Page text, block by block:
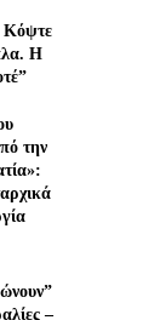
Κόψτε
Η
την
–